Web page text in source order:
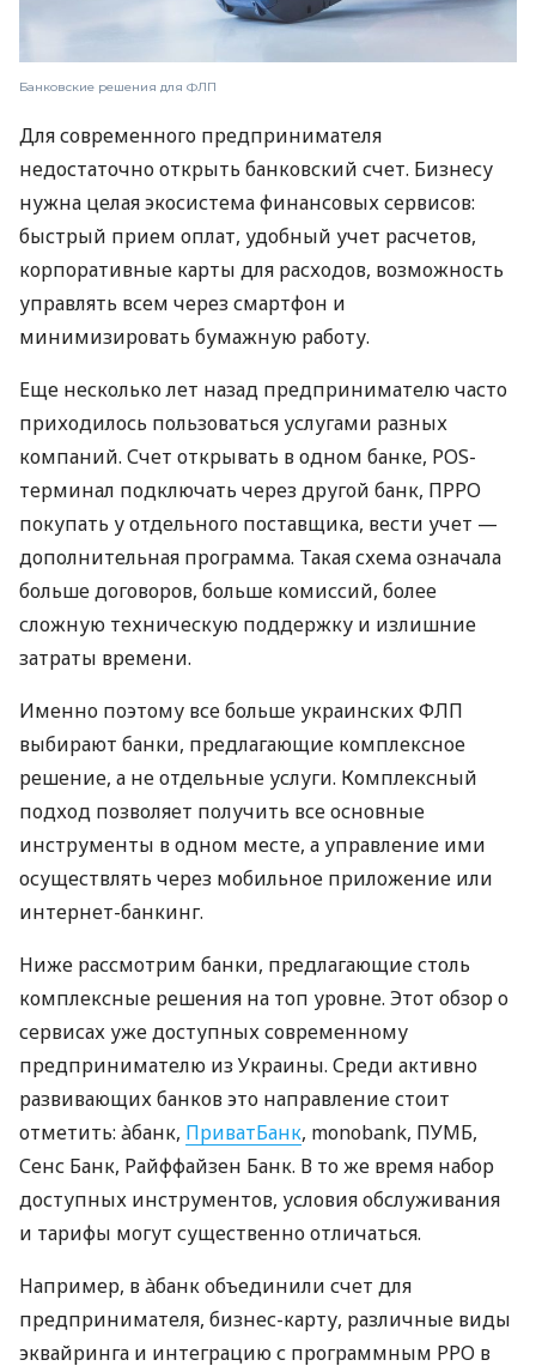
Банковские решения для ФЛП
Для современного предпринимателя
недостаточно открыть банковский счет. Бизнесу
нужна целая экосистема финансовых сервисов:
быстрый прием оплат, удобный учет расчетов,
корпоративные карты для расходов, возможность
управлять всем через смартфон и
минимизировать бумажную работу.
Еще несколько лет назад предпринимателю часто
приходилось пользоваться услугами разных
компаний. Счет открывать в одном банке, POS-
терминал подключать через другой банк, ПРРО
покупать у отдельного поставщика, вести учет —
дополнительная программа. Такая схема означала
больше договоров, больше комиссий, более
сложную техническую поддержку и излишние
затраты времени.
Именно поэтому все больше украинских ФЛП
выбирают банки, предлагающие комплексное
решение, а не отдельные услуги. Комплексный
подход позволяет получить все основные
инструменты в одном месте, а управление ими
осуществлять через мобильное приложение или
интернет-банкинг.
Ниже рассмотрим банки, предлагающие столь
комплексные решения на топ уровне. Этот обзор о
сервисах уже доступных современному
предпринимателю из Украины. Среди активно
развивающих банков это направление стоит
отметить: àбанк, ПриватБанк, monobank, ПУМБ,
Сенс Банк, Райффайзен Банк. В то же время набор
доступных инструментов, условия обслуживания
и тарифы могут существенно отличаться.
Например, в àбанк объединили счет для
предпринимателя, бизнес-карту, различные виды
эквайринга и интеграцию с программным РРО в